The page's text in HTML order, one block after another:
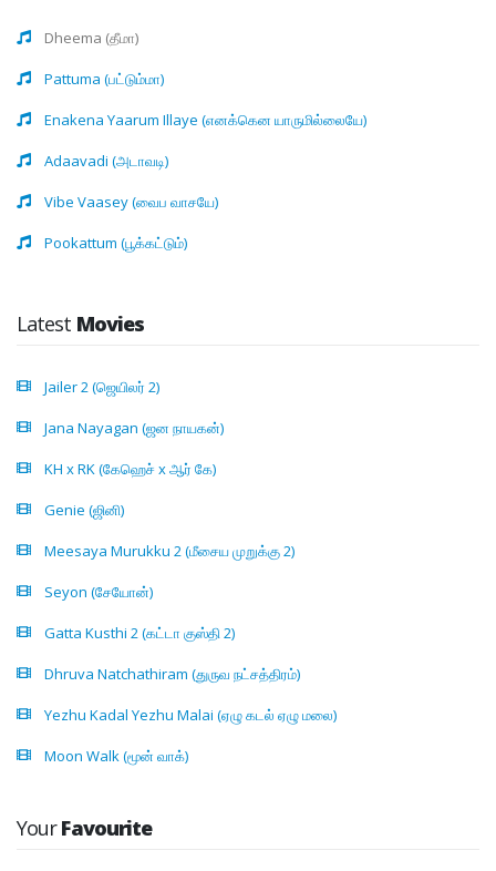
Dheema (தீமா)
Pattuma (பட்டும்மா)
Enakena Yaarum Illaye (எனக்கென யாருமில்லையே)
Adaavadi (அடாவடி)
Vibe Vaasey (வைப வாசயே)
Pookattum (பூக்கட்டும்)
Latest Movies
Jailer 2 (ஜெயிலர் 2)
Jana Nayagan (ஜன நாயகன்)
KH x RK (கேஹெச் x ஆர் கே)
Genie (ஜினி)
Meesaya Murukku 2 (மீசைய முறுக்கு 2)
Seyon (சேயோன்)
Gatta Kusthi 2 (கட்டா குஸ்தி 2)
Dhruva Natchathiram (துருவ நட்சத்திரம்)
Yezhu Kadal Yezhu Malai (ஏழு கடல் ஏழு மலை)
Moon Walk (மூன் வாக்)
YourFavourite